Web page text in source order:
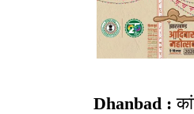
Dhanbad :